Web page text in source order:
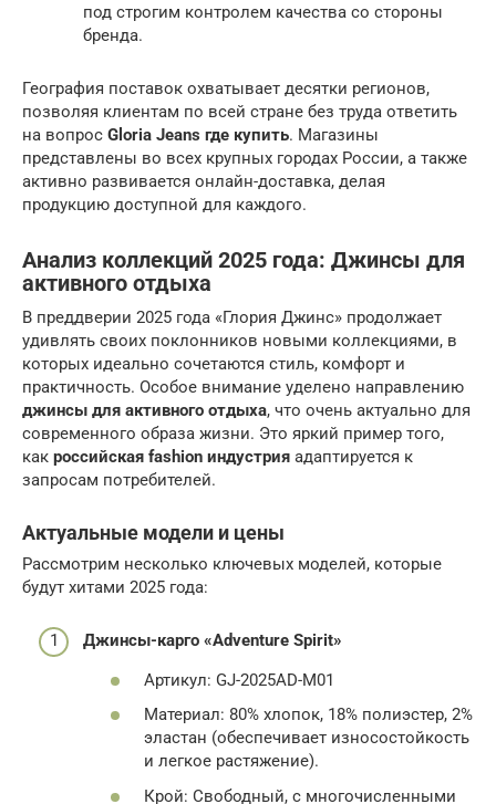
под строгим контролем качества со стороны
бренда.
География поставок охватывает десятки регионов,
позволяя клиентам по всей стране без труда ответить
на вопрос Gloria Jeans где купить. Магазины
представлены во всех крупных городах России, а также
активно развивается онлайн-доставка, делая
продукцию доступной для каждого.
Анализ коллекций 2025 года: Джинсы для
активного отдыха
В преддверии 2025 года «Глория Джинс» продолжает
удивлять своих поклонников новыми коллекциями, в
которых идеально сочетаются стиль, комфорт и
практичность. Особое внимание уделено направлению
джинсы для активного отдыха, что очень актуально для
современного образа жизни. Это яркий пример того,
как российская fashion индустрия адаптируется к
запросам потребителей.
Актуальные модели и цены
Рассмотрим несколько ключевых моделей, которые
будут хитами 2025 года:
Джинсы-карго «Adventure Spirit»
Артикул: GJ-2025AD-M01
Материал: 80% хлопок, 18% полиэстер, 2%
эластан (обеспечивает износостойкость
и легкое растяжение).
Крой: Свободный, с многочисленными